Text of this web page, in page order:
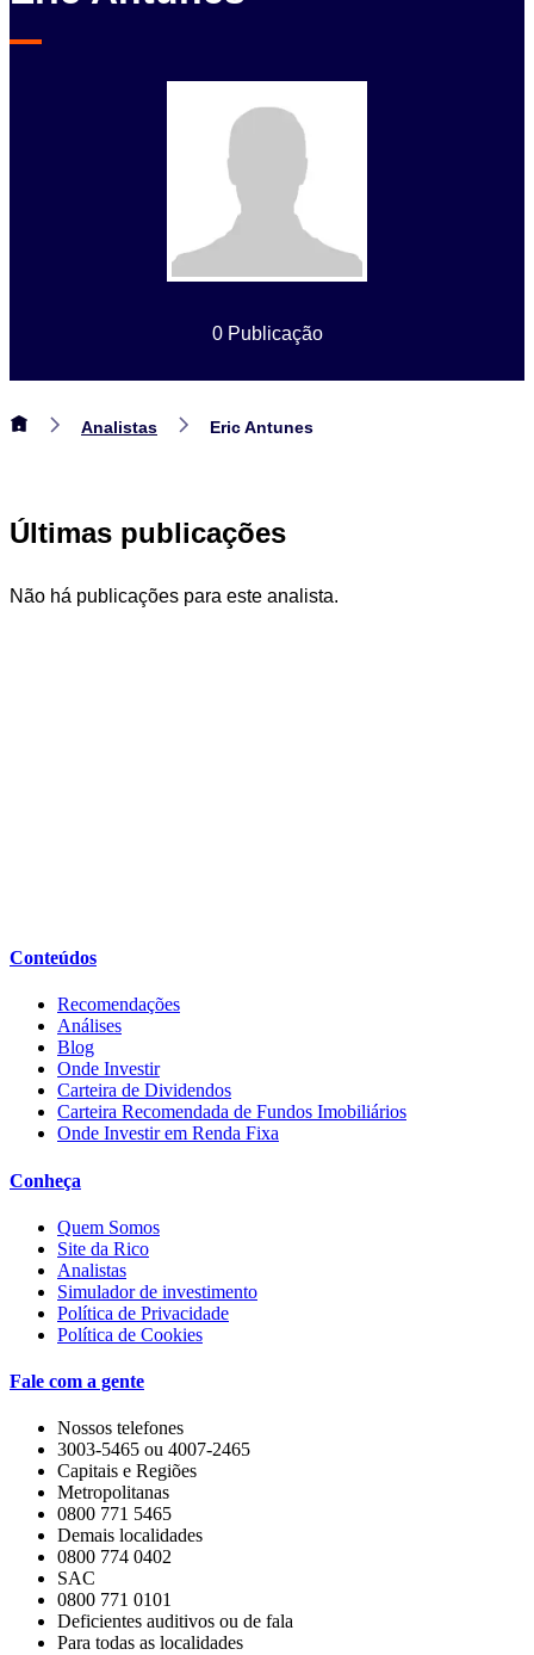
0 Publicação
Analistas Eric Antunes
Últimas publicações
Não há publicações para este analista.
Conteúdos
Recomendações
Análises
Blog
Onde Investir
Carteira de Dividendos
Carteira Recomendada de Fundos Imobiliários
Onde Investir em Renda Fixa
Conheça
Quem Somos
Site da Rico
Analistas
Simulador de investimento
Política de Privacidade
Política de Cookies
Fale com a gente
Nossos telefones
3003-5465 ou 4007-2465
Capitais e Regiões
Metropolitanas
0800 771 5465
Demais localidades
0800 774 0402
SAC
0800 771 0101
Deficientes auditivos ou de fala
Para todas as localidades